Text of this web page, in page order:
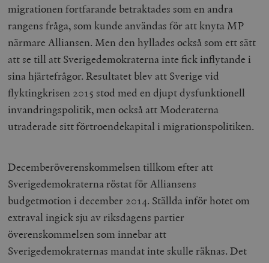
migrationen fortfarande betraktades som en andra
rangens fråga, som kunde användas för att knyta MP
närmare Alliansen. Men den hyllades också som ett sätt
att se till att Sverigedemokraterna inte fick inflytande i
sina hjärtefrågor. Resultatet blev att Sverige vid
flyktingkrisen 2015 stod med en djupt dysfunktionell
invandringspolitik, men också att Moderaterna
utraderade sitt förtroendekapital i migrationspolitiken.
Decemberöverenskommelsen tillkom efter att
Sverigedemokraterna röstat för Alliansens
budgetmotion i december 2014. Ställda inför hotet om
extraval ingick sju av riksdagens partier
överenskommelsen som innebar att
Sverigedemokraternas mandat inte skulle räknas. Det